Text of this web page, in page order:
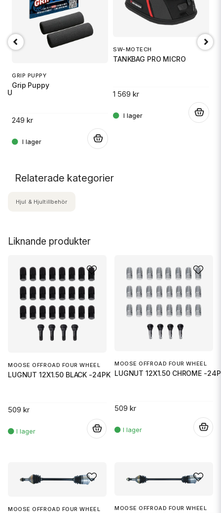
RU
GRIP PUPPY
Grip Puppy
249 kr
SW-MOTECH
TANKBAG PRO MICRO
1 569 kr
Liknande produkter
MOOSE OFFROAD FOUR WHEEL
LUGNUT 12X1.50 BLACK -24PK
509 kr
MOOSE OFFROAD FOUR WHEEL
LUGNUT 12X1.50 CHROME -
509 kr
MOOSE OFFROAD FOUR WHEEL MOOSE OFFROAD FOUR WHEEL
Relaterade kategorier
Hjul & Hjultillbehör